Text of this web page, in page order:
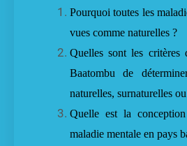
Pourquoi toutes les
vues comme naturelles ?
Quelles sont les critères
Baatombu de
naturelles, surnaturelles
Quelle est la
maladie mentale en pays